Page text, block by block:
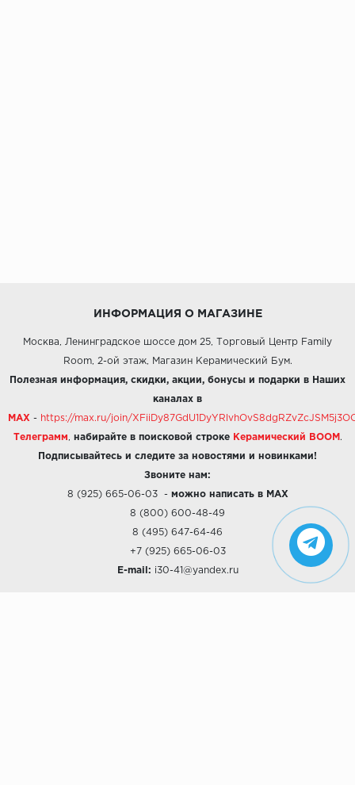
ИНФОРМАЦИЯ О МАГАЗИНЕ
Москва, Ленинградское шоссе дом 25, Торговый Центр Family
Room, 2-ой этаж, Магазин Керамический Бум.
Полезная информация, скидки, акции, бонусы и подарки в Наших
каналах в
MAX - https://max.ru/join/
Телеграмм набирайте в поисковой строке Керамический BOOM .
Подписывайтесь и следите за новостями и новинками!
Звоните нам:
8 (925) 665-06-03- можно написать в MAX
8 (800) 600-48-49
8 (495) 647-64-46
+7 (925) 665-06-03
E-mail: i30-41@yandex.ru